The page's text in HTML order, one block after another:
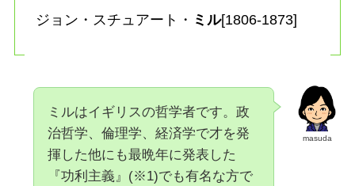
ジョン・スチュアート・ ミル[1806-1873]
masuda
ミルはイギリスの哲学者です。政
治哲学、倫理学、経済学で才を発
揮した他にも最晩年に発表した
『功利主義』(※1)でも有名な方で